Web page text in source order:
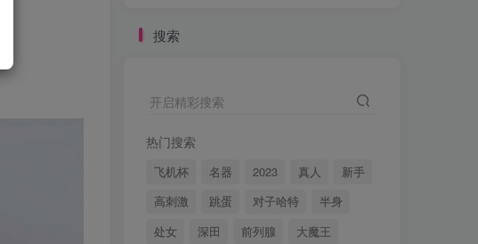
搜索
开启精彩搜索
热门搜索
飞机杯 名器 2023 真人
新手
高刺激
跳蛋 对子哈特
半身
处女
深田 前列腺
大魔王